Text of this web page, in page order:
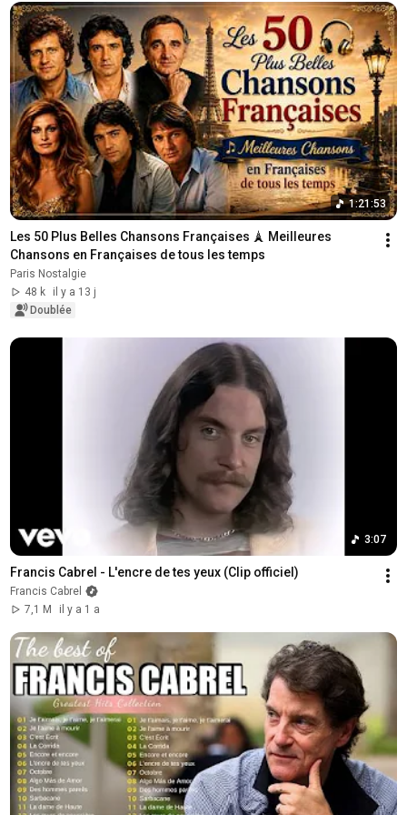
1:21:53
Les 50 Plus Belles Chansons Françaises 🗼 Meilleures
Chansons en Françaises de tous les temps
Paris Nostalgie
48 k
il y a 13 j
Doublée
3:07
Francis Cabrel - L'encre de tes yeux (Clip officiel)
Francis Cabrel
7,1 M
il y a 1 a